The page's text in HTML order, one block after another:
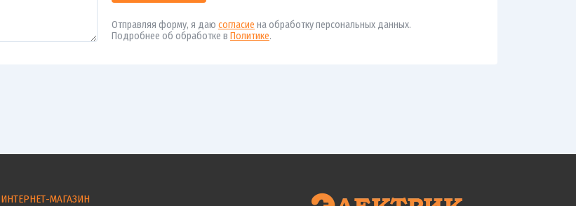
Отправляя форму, я даю согласие на обработку персональных данных.
Подробнее об обработке в Политике.
ИНТЕРНЕТ-МАГАЗИН